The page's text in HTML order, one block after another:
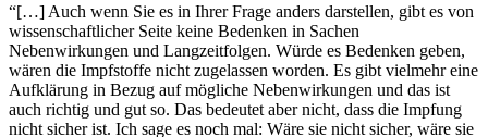
“[…] Auch wenn Sie es in Ihrer Frage anders darstellen, gibt es von
wissenschaftlicher Seite keine Bedenken in Sachen
Nebenwirkungen und Langzeitfolgen. Würde es Bedenken geben,
wären die Impfstoffe nicht zugelassen worden. Es gibt vielmehr eine
Aufklärung in Bezug auf mögliche Nebenwirkungen und das ist
auch richtig und gut so. Das bedeutet aber nicht, dass die Impfung
nicht sicher ist. Ich sage es noch mal: Wäre sie nicht sicher, wäre sie